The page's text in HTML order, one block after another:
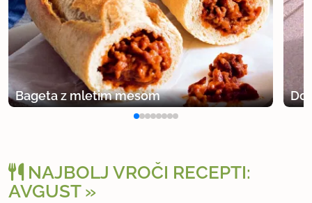
Bageta z mletim mesom
NAJBOLJ VROČI RECEPTI:
AVGUST